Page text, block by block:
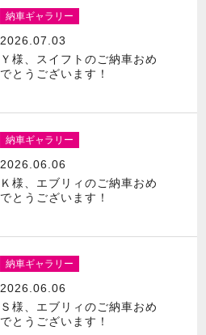
納車ギャラリー
2026.07.03
Ｙ様、スイフトのご納車おめ
でとうございます！
納車ギャラリー
2026.06.06
Ｋ様、エブリィのご納車おめ
でとうございます！
納車ギャラリー
2026.06.06
Ｓ様、エブリィのご納車おめ
でとうございます！